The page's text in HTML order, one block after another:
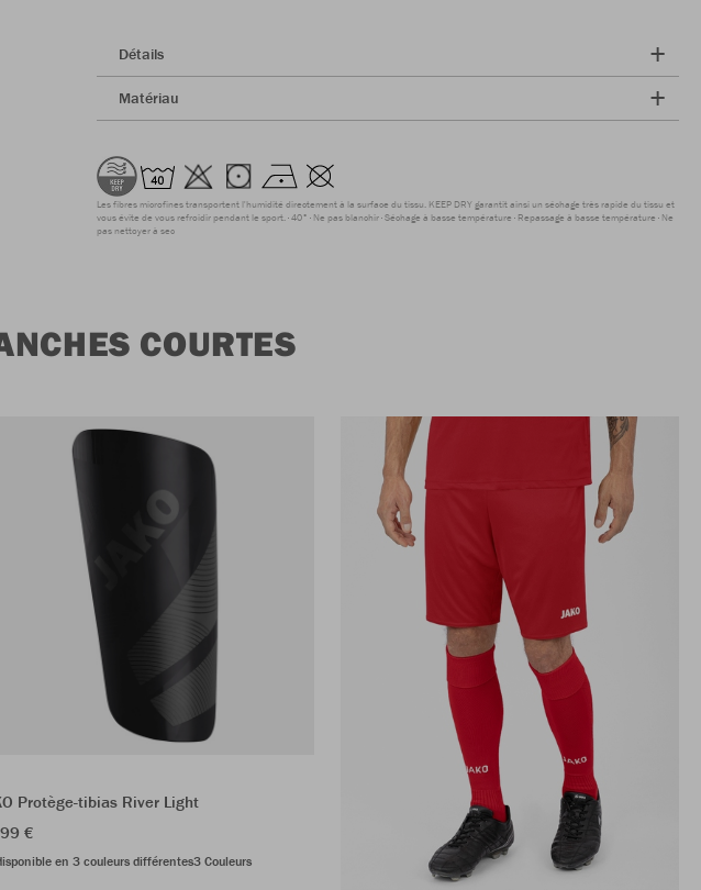
Détails
Matériau
Les fibres microfines transportent l'humidité directement à la surface du tissu. KEEP DRY garantit ainsi un séchage très rapide du tissu et
vous évite de vous refroidir pendant le sport. 40° Ne pas blanchir Séchage à basse température Repassage à basse température Ne
pas nettoyer à sec
COURTES
Protège-tibias River Light
€
en 3 couleurs différentes3 Couleurs